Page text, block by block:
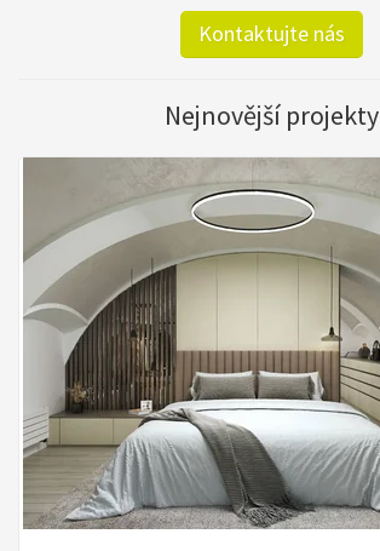
Kontaktujte nás
Nejnovější projekty